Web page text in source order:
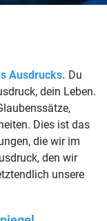
Ausdrucks. Du
dein Leben.
Dies ist das
die wir im
den wir
unsere